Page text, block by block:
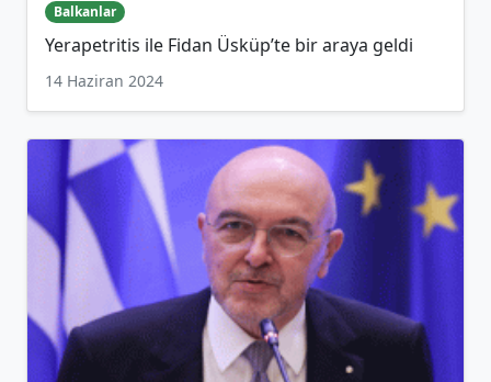
Balkanlar
Yerapetritis ile Fidan Üsküp’te bir araya geldi
14 Haziran 2024